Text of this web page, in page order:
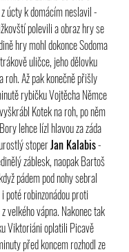
úcty k domácím neslavil -
polevili a obraz hry se
hry mohl dokonce Sodoma
uličce, jeho dělovku
Až pak konečně přišly
rybičku Vojtěcha Němce
Kotek na roh, po něm
lehce lízl hlavou za záda
stoper Jan Kalabis -
záblesk, naopak Bartoš
pádem pod nohy sebral
poté robinzonádou proti
velkého vápna. Nakonec tak
Viktoriáni oplatili Picavě
před koncem rozhodl ze